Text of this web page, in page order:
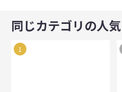
同じカテゴリの人
1